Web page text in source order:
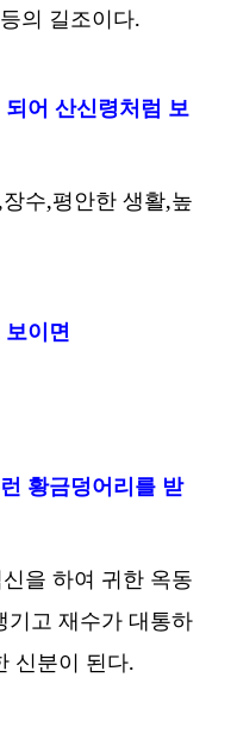
의 길조이다.
어 산신령처럼 보
수,평안한 생활,높
이면
황금덩어리를 받
을 하여 귀한 옥동
기고 재수가 대통하
신분이 된다.